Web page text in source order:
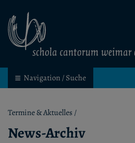
schola cantorum weimar
Navigation / Suche
Termine & Aktuelles /
News-Archiv